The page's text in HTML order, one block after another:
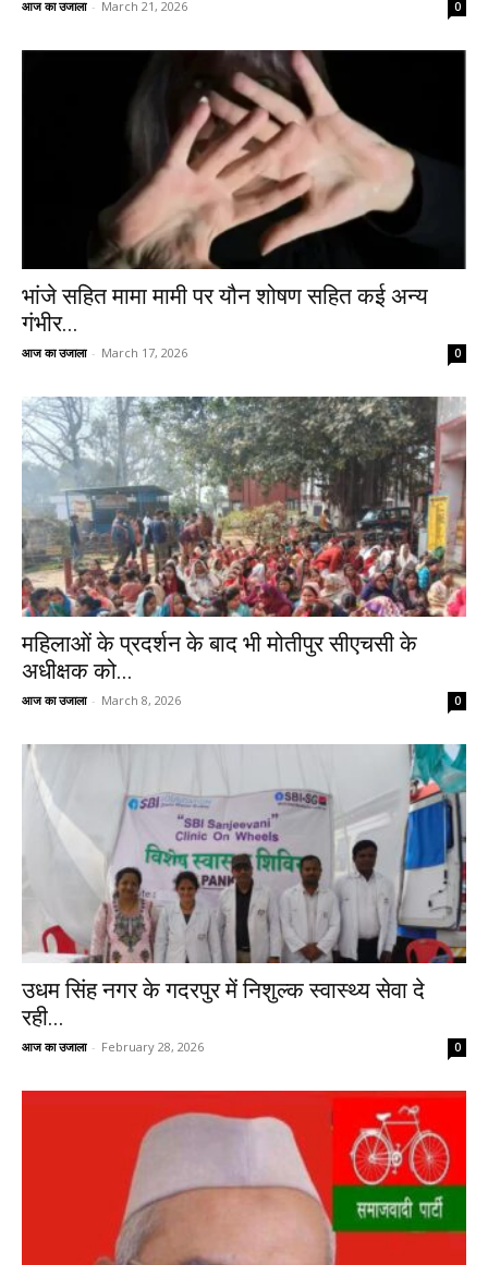
आज का उजाला - March 21, 2026 0
भांजे सहित मामा मामी पर यौन शोषण सहित कई अन्य
गंभीर...
आज का उजाला - March 17, 2026 0
महिलाओं के प्रदर्शन के बाद भी मोतीपुर सीएचसी के
अधीक्षक को...
आज का उजाला - March 8, 2026 0
उधम सिंह नगर के गदरपुर में निशुल्क स्वास्थ्य सेवा दे
रही...
आज का उजाला - February 28, 2026 0